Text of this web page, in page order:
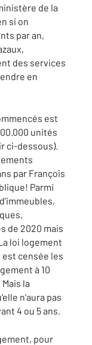
de la
si on
par an,
des services
en
est
unités
ci-dessous).
par François
Parmi
de 2020 mais
loi logement
est censée les
à 10
la
n’aura pas
4 ou 5 ans.
pour